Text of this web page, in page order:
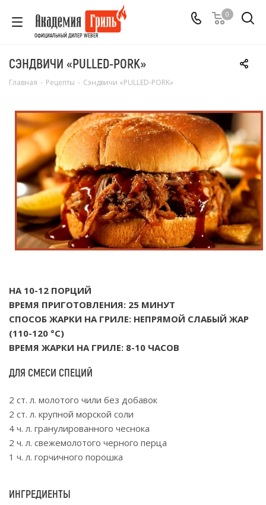
ОФИЦИАЛЬНЫЙ ДИЛЕР WEBER
0
СЭНДВИЧИ «PULLED-PORK»
Главная - Рецепты - Сэндвичи «PULLED-PORK»
НА 10-12 ПОРЦИЙ
ВРЕМЯ ПРИГОТОВЛЕНИЯ: 25 МИНУТ
СПОСОБ ЖАРКИ НА ГРИЛЕ: НЕПРЯМОЙ СЛАБЫЙ ЖАР
(110-120 °С)
ВРЕМЯ ЖАРКИ НА ГРИЛЕ: 8-10 ЧАСОВ
ДЛЯ СМЕСИ СПЕЦИЙ
2 ст. л. молотого чили без добавок
2 ст. л. крупной морской соли
4 ч. л. гранулированного чеснока
2 ч. л. свежемолотого черного перца
1 ч. л. горчичного порошка
ИНГРЕДИЕНТЫ